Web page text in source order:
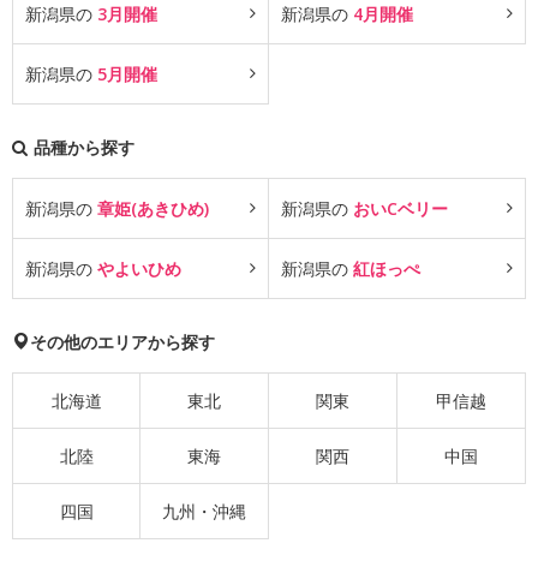
新潟県の 3月開催 新潟県の 4月開催
新潟県の 5月開催
品種から探す
新潟県の 章姫(あきひめ) 新潟県の おいCベリー
新潟県の やよいひめ 新潟県の 紅ほっぺ
その他のエリアから探す
北海道 東北 関東 甲信越
北陸 東海 関西 中国
四国 九州・沖縄